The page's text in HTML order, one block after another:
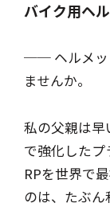
バイク用ヘ
── ヘルメッ
ませんか。
私の父親は早
で強化した
RPを世界で
のは、たぶ